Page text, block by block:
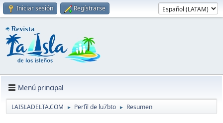
Iniciar sesión Regístrarse
Menú principal
LAISLADELTA.COM ► Perfil de lu7bto ► Resumen